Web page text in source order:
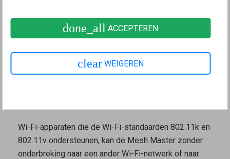
en 5 GHz-Wi-Fi-netwerk of als de andere FRITZ!-
apparaten niet goed in het Mesh-netwerk zijn
Mesh Masteroptimaliseren.
kan aansturen.
Wi-Fi-apparaten die de Wi-Fi-standaarden 802.11k en
802.11v ondersteunen, kan de Mesh Masterzonder
onderbreking naar een ander Wi-Fi-netwerk of naar
done_all ACCEPTEREN
clear WEIGEREN